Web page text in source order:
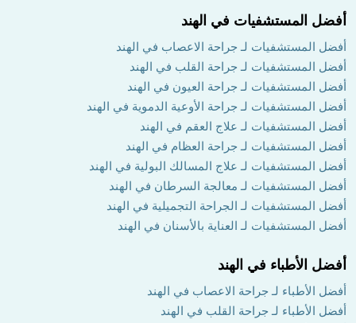
أفضل المستشفيات في الهند
أفضل المستشفيات لـ جراحة الاعصاب في الهند
أفضل المستشفيات لـ جراحة القلب في الهند
أفضل المستشفيات لـ جراحة العيون في الهند
أفضل المستشفيات لـ جراحة الأوعية الدموية في الهند
أفضل المستشفيات لـ علاج العقم في الهند
أفضل المستشفيات لـ جراحة العظام في الهند
أفضل المستشفيات لـ علاج المسالك البولية في الهند
أفضل المستشفيات لـ معالجة السرطان في الهند
أفضل المستشفيات لـ الجراحة التجميلية في الهند
أفضل المستشفيات لـ العناية بالأسنان في الهند
أفضل الأطباء في الهند
أفضل الأطباء لـ جراحة الاعصاب في الهند
أفضل الأطباء لـ جراحة القلب في الهند